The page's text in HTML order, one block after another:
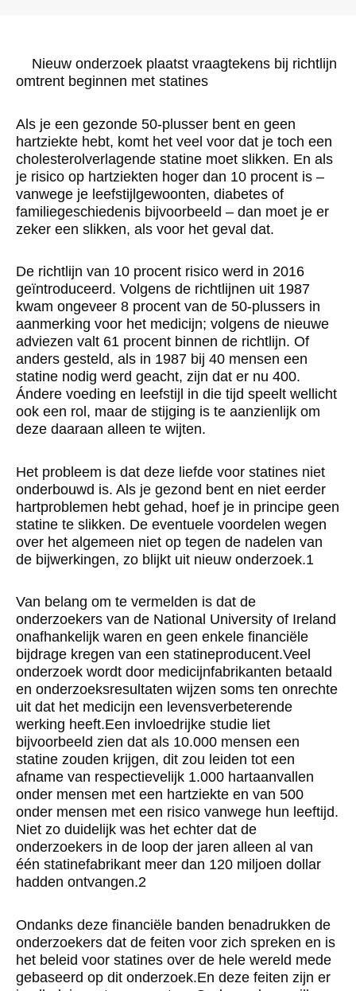
Nieuw onderzoek plaatst vraagtekens bij richtlijn
omtrent beginnen met statines
Als je een gezonde 50-plusser bent en geen
hartziekte hebt, komt het veel voor dat je toch een
cholesterolverlagende statine moet slikken. En als
je risico op hartziekten hoger dan 10 procent is –
vanwege je leefstijlgewoonten, diabetes of
familiegeschiedenis bijvoorbeeld – dan moet je er
zeker een slikken, als voor het geval dat.
De richtlijn van 10 procent risico werd in 2016
geïntroduceerd. Volgens de richtlijnen uit 1987
kwam ongeveer 8 procent van de 50-plussers in
aanmerking voor het medicijn; volgens de nieuwe
adviezen valt 61 procent binnen de richtlijn. Of
anders gesteld, als in 1987 bij 40 mensen een
statine nodig werd geacht, zijn dat er nu 400.
Ándere voeding en leefstijl in die tijd speelt wellicht
ook een rol, maar de stijging is te aanzienlijk om
deze daaraan alleen te wijten.
Het probleem is dat deze liefde voor statines niet
onderbouwd is. Als je gezond bent en niet eerder
hartproblemen hebt gehad, hoef je in principe geen
statine te slikken. De eventuele voordelen wegen
over het algemeen niet op tegen de nadelen van
de bijwerkingen, zo blijkt uit nieuw onderzoek.1
Van belang om te vermelden is dat de
onderzoekers van de National University of Ireland
onafhankelijk waren en geen enkele financiële
bijdrage kregen van een statineproducent.Veel
onderzoek wordt door medicijnfabrikanten betaald
en onderzoeksresultaten wijzen soms ten onrechte
uit dat het medicijn een levensverbeterende
werking heeft.Een invloedrijke studie liet
bijvoorbeeld zien dat als 10.000 mensen een
statine zouden krijgen, dit zou leiden tot een
afname van respectievelijk 1.000 hartaanvallen
onder mensen met een hartziekte en van 500
onder mensen met een risico vanwege hun leeftijd.
Niet zo duidelijk was het echter dat de
onderzoekers in de loop der jaren alleen al van
één statinefabrikant meer dan 120 miljoen dollar
hadden ontvangen.2
Ondanks deze financiële banden benadrukken de
onderzoekers dat de feiten voor zich spreken en is
het beleid voor statines over de hele wereld mede
gebaseerd op dit onderzoek.En deze feiten zijn er